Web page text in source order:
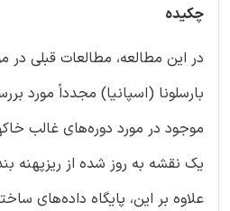
چکیده
در این مطالعه، مطالعات قبلی در
بارسلونا (اسپانیا) مجدداً مورد
موجود در مورد دوره‌های غالب
یک نقشه به روز شده از ریزپهنه
علاوه بر این، پایگاه داده‌های